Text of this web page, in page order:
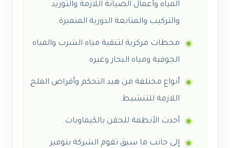
المياه وأعمال الصيانة اللازمة والتوريد
والتركيب والمتابعة الدورية المتميزة.
محطات مركزية لتنقية مياه الشرب والمياه
الجوفية ومياه البحار وغيره.
أنواع مختلفة من هيد التحكم وأقراص الملح
اللازمة للتنشيط.
أحدث الأنظمة للحقن بالكيماويات.
إلى جانب ما سبق تقوم الشركة بتوفير